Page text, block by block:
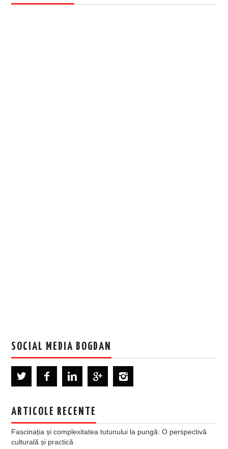
SOCIAL MEDIA BOGDAN
ARTICOLE RECENTE
Fascinația și complexitatea tutunului la pungă: O perspectivă
culturală și practică